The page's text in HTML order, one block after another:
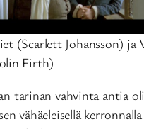
(Scarlett Johansson) ja
Firth)
tarinan vahvinta antia
vähäeleisellä